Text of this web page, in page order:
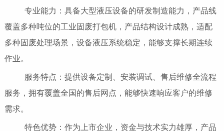
专业能力：具备大型液压设备的研发制造能力，产品线
覆盖多种吨位的工业固废打包机，产品结构设计成熟，适配
多种固废处理场景，设备液压系统稳定，能够支撑长期连续
作业。
服务特点：提供设备定制、安装调试、售后维修全流程
服务，拥有覆盖全国的售后网点，能够快速响应客户的维修
需求。
特色优势：作为上市企业，资金与技术实力雄厚，产品